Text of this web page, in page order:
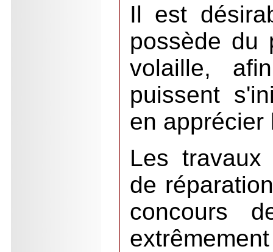
Il est
possède du
volaille,
puissent
en apprécier
Les
de
concours